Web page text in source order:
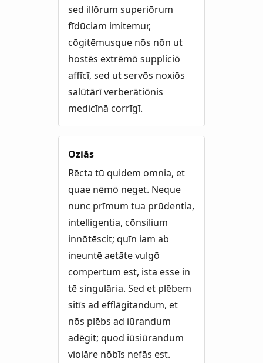
sed illōrum superiōrum
fīdūciam imitemur,
cōgitēmusque nōs nōn ut
hostēs extrēmō suppliciō
affīcī, sed ut servōs noxiōs
salūtārī verberātiōnis
medicīnā corrīgī.
Oziās
Rēcta tū quidem omnia, et
quae nēmō neget. Neque
nunc prīmum tua prūdentia,
intelligentia, cōnsilium
innōtēscit; quīn iam ab
ineuntē aetāte vulgō
compertum est, ista esse in
tē singulāria. Sed et plēbem
sitīs ad efflāgitandum, et
nōs plēbs ad iūrandum
adēgit; quod iūsiūrandum
violāre nōbīs nefās est.